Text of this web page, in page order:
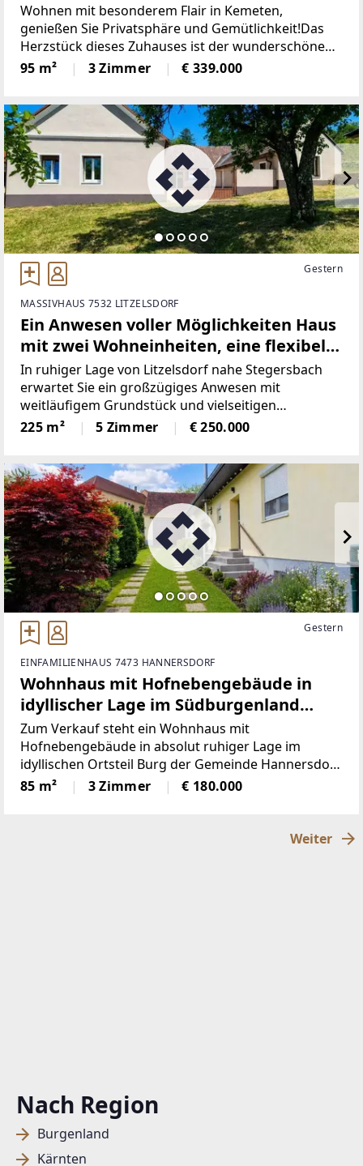
Nach Region
Burgenland
Kärnten
Wohnen mit besonderem Flair in Kemeten,
genießen Sie Privatsphäre und Gemütlichkeit!Das
Herzstück dieses Zuhauses ist der wunderschöne
Innenhof. Ein ganz besonderer Rückzugsort für
gemütliche Sommerabende, gesellige Stunden mit
95 m² 3 Zimmer € 339.000
Gestern
MASSIVHAUS 7532 LITZELSDORF
Ein Anwesen voller Möglichkeiten Haus
mit zwei Wohneinheiten, eine flexibel
als Wohn- oder Wirtschaftsgebäude
nutzbar, dazu ein Kellerstöckl sowie
weitläufige Wiesen- und Ackerflächen.
In ruhiger Lage von Litzelsdorf nahe Stegersbach
erwartet Sie ein großzügiges Anwesen mit
weitläufigem Grundstück und vielseitigen
Nutzungsmöglichkeiten – ideal sowohl für Wohnen
als auch für individuelle Projekte oder
225 m² 5 Zimmer € 250.000
Gestern
EINFAMILIENHAUS 7473 HANNERSDORF
Wohnhaus mit Hofnebengebäude in
idyllischer Lage im Südburgenland
Nähe Oberwart
Zum Verkauf steht ein Wohnhaus mit
Hofnebengebäude in absolut ruhiger Lage im
idyllischen Ortsteil Burg der Gemeinde Hannersdorf
im Südburgenland.Die Liegenschaft verbindet den
traditionellen Charakter eines burgenländischen
85 m² 3 Zimmer € 180.000
Weiter